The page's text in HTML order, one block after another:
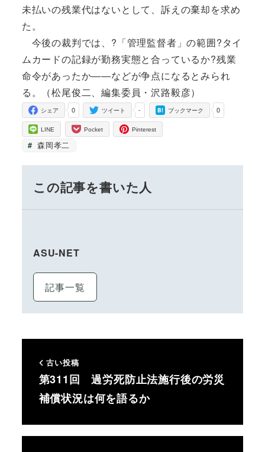
未払いの残業代はないとして、訴えの棄却を求め
た。
今後の裁判では、?「管理監督者」の範囲?タイ
ムカードの記録が勤務実態と合っているか?残業
命令があったか――などが争点になるとみられ
る。（松尾俊二、編集委員・沢路毅彦）
0
シェア -
ツイート 0
ブックマーク
LINE Pocket Pinterest
森岡孝二
この記事を書いた人
ASU-NET
記事一覧
古い投稿
第311回 過労死防止法施行後の労災
補償状況は何を語るか